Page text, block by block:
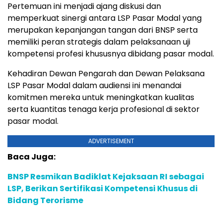
Pertemuan ini menjadi ajang diskusi dan
memperkuat sinergi antara LSP Pasar Modal yang
merupakan kepanjangan tangan dari BNSP serta
memiliki peran strategis dalam pelaksanaan uji
kompetensi profesi khususnya dibidang pasar modal.
Kehadiran Dewan Pengarah dan Dewan Pelaksana
LSP Pasar Modal dalam audiensi ini menandai
komitmen mereka untuk meningkatkan kualitas
serta kuantitas tenaga kerja profesional di sektor
pasar modal.
ADVERTISEMENT
Baca Juga:
BNSP Resmikan Badiklat Kejaksaan RI sebagai
LSP, Berikan Sertifikasi Kompetensi Khusus di
Bidang Terorisme